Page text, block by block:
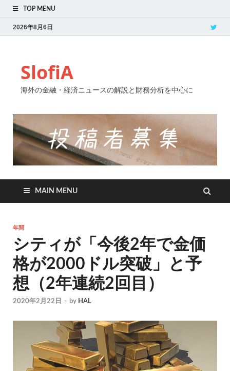
TOP MENU
2026年8月6日
SlofiA
海外の金融・経済ニュースの解説と財務分析を中心に
MAIN MENU
年間
シティが「今後2年で金価
格が2000ドル突破」と予
想（2年連続2回目）
2020年2月22日 - by HAL